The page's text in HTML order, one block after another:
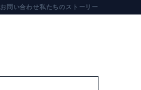
お問い合わせ私たちのストーリー